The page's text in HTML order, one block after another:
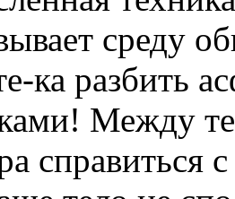
среду
ка разбить
Между
справиться